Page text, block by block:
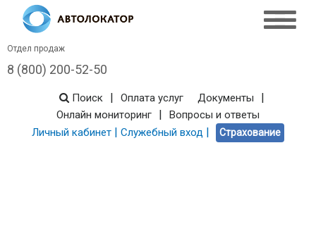
Отдел продаж
8 (800) 200-52-50
Поиск | Оплата услуг Документы |
Онлайн мониторинг |
Вопросы и ответы
Личный кабинет | Служебный вход | Страхование